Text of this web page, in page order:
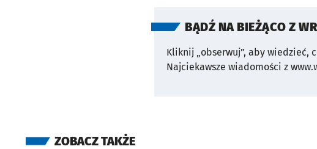
BĄDŹ NA BIEŻĄCO Z
Kliknij „obserwuj”, aby wiedzieć,
Najciekawsze wiadomości z
ZOBACZ TAKŻE